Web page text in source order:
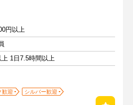
円以上
上 1日7.5時間以上
歓迎
シルバー歓迎